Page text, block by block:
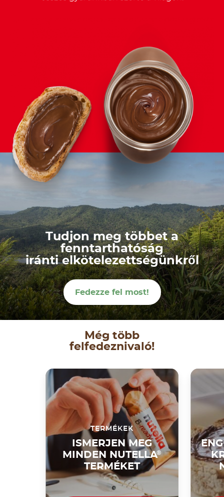
Tudjon meg többet a
fenntarthatóság
iránti elkötelezettségünkről
Fedezze fel most!
Még több
felfedeznivaló!
TERMÉKEK
ISMERJEN MEG
MINDEN NUTELLA®
TERMÉKET